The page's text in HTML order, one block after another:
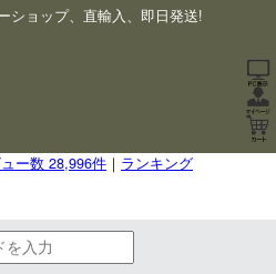
ショップ、直輸入、即日発送!
ー数 28,996件 ｜ ランキング